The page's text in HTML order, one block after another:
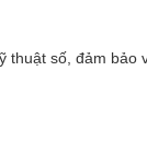
số, đảm bảo